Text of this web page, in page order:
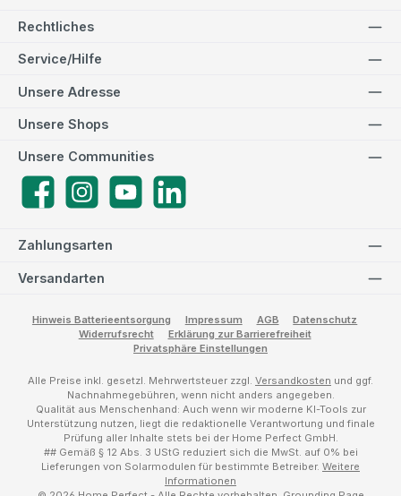
Rechtliches
Service/Hilfe
Zahlungsarten
Versandarten
Unsere Adresse
Unsere Communities
FacebookInstagramYouTube
Unsere Shops
Hinweis Batterieentsorgung Impressum AGB
Datenschutz
Widerrufsrecht
Erklärung zur Barrierefreiheit
Privatsphäre Einstellungen
Alle Preise inkl. gesetzl. Mehrwertsteuer zzgl. Versandkosten und ggf.
Nachnahmegebühren, wenn nicht anders angegeben.
Qualität aus Menschenhand: Auch wenn wir moderne KI-Tools zur
Unterstützung nutzen, liegt die redaktionelle Verantwortung und finale
Prüfung aller Inhalte stets bei der Home Perfect GmbH.
## Gemäß § 12 Abs. 3 UStG reduziert sich die MwSt. auf 0% bei
Lieferungen von Solarmodulen für bestimmte Betreiber. Weitere
Informationen